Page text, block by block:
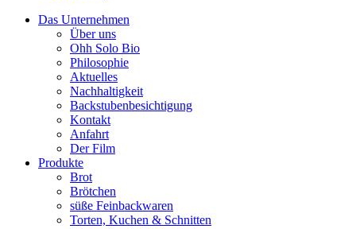
Das Unternehmen
Über uns
Ohh Solo Bio
Philosophie
Aktuelles
Nachhaltigkeit
Backstubenbesichtigung
Kontakt
Anfahrt
Der Film
Produkte
Brot
Brötchen
süße Feinbackwaren
Torten, Kuchen & Schnitten